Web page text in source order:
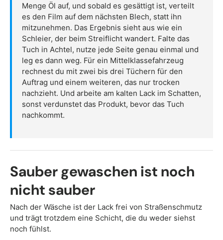
Menge Öl auf, und sobald es gesättigt ist, verteilt
es den Film auf dem nächsten Blech, statt ihn
mitzunehmen. Das Ergebnis sieht aus wie ein
Schleier, der beim Streiflicht wandert. Falte das
Tuch in Achtel, nutze jede Seite genau einmal und
leg es dann weg. Für ein Mittelklassefahrzeug
rechnest du mit zwei bis drei Tüchern für den
Auftrag und einem weiteren, das nur trocken
nachzieht. Und arbeite am kalten Lack im Schatten,
sonst verdunstet das Produkt, bevor das Tuch
nachkommt.
Sauber gewaschen ist noch
nicht sauber
Nach der Wäsche ist der Lack frei von Straßenschmutz
und trägt trotzdem eine Schicht, die du weder siehst
noch fühlst.